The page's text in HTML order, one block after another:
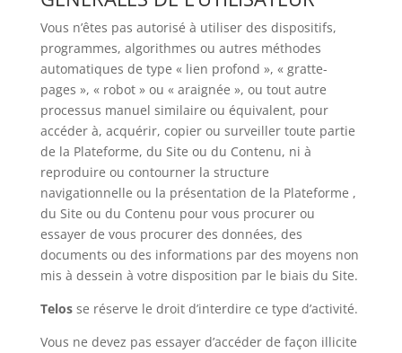
Vous n’êtes pas autorisé à utiliser des dispositifs,
programmes, algorithmes ou autres méthodes
automatiques de type « lien profond », « gratte-
pages », « robot » ou « araignée », ou tout autre
processus manuel similaire ou équivalent, pour
accéder à, acquérir, copier ou surveiller toute partie
de la Plateforme, du Site ou du Contenu, ni à
reproduire ou contourner la structure
navigationnelle ou la présentation de la Plateforme ,
du Site ou du Contenu pour vous procurer ou
essayer de vous procurer des données, des
documents ou des informations par des moyens non
mis à dessein à votre disposition par le biais du Site.
Telosse réserve le droit d’interdire ce type d’activité.
Vous ne devez pas essayer d’accéder de façon illicite